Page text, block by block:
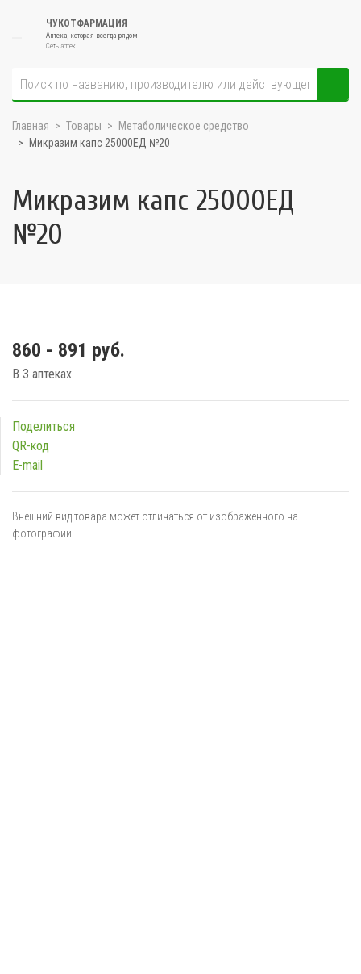
ЧУКОТФАРМАЦИЯ
Аптека, которая всегда рядом
Сеть аптек
Главная Товары
Метаболическое средство
Микразим капс 25000ЕД №20
Микразим капс 25000ЕД
№20
860 - 891 руб.
В 3 аптеках
Поделиться
QR-код
E-mail
Внешний вид товара может отличаться от изображённого на
фотографии